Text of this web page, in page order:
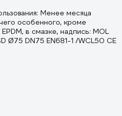
Менее месяца
в смазке, надпись: MOL
Ø75 DN75 EN681-1 /WCL50 CE